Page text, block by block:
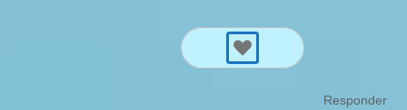
Responder